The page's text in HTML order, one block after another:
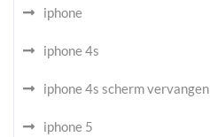
iphone
iphone 4s
iphone 4s scherm vervangen
iphone 5